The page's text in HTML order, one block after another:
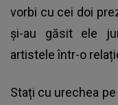
vorbi cu cei doi
și-au găsit ele
artistele într-o
Stați cu urechea